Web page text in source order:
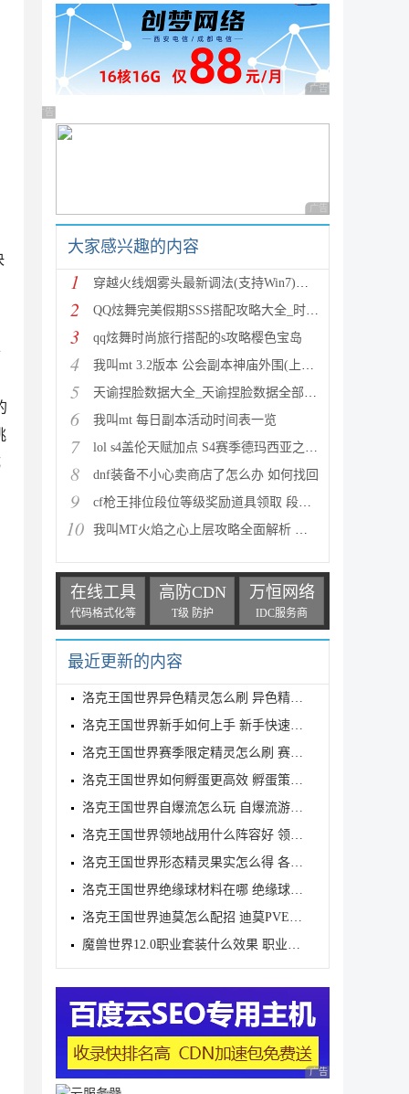
广告 商业广告，理性
广告 商业广告，理性选择
广告 商业广告，理性
大家感兴趣的内容
1 穿越火线烟雾头最新调法(支持Win7)图文攻略
2 QQ炫舞完美假期SSS搭配攻略大全_时尚旅行完美假期1-15
3 qq炫舞时尚旅行搭配的s攻略樱色宝岛
4 我叫mt 3.2版本 公会副本神庙外围(上层)攻略心得
5 天谕捏脸数据大全_天谕捏脸数据全部汇总
6 我叫mt 每日副本活动时间表一览
7 lol s4盖伦天赋加点 S4赛季德玛西亚之力符文与出装推
8 dnf装备不小心卖商店了怎么办 如何找回
9 cf枪王排位段位等级奖励道具领取 段位等级奖励大全
10 我叫MT火焰之心上层攻略全面解析 挑战拉格罗斯
在线工具
代码格式化等
高防CDN
T级 防护
万恒网络
IDC服务商
最近更新的内容
洛克王国世界异色精灵怎么刷 异色精灵高效刷取指南
洛克王国世界新手如何上手 新手快速入门教学
洛克王国世界赛季限定精灵怎么刷 赛季限定奇遇精灵刷
洛克王国世界如何孵蛋更高效 孵蛋策略分享
洛克王国世界自爆流怎么玩 自爆流游玩心得
洛克王国世界领地战用什么阵容好 领地战速通阵容推荐
洛克王国世界形态精灵果实怎么得 各形态精灵果实获取
洛克王国世界绝缘球材料在哪 绝缘球材料收集线路攻略
洛克王国世界迪莫怎么配招 迪莫PVE与PVP配招推荐
魔兽世界12.0职业套装什么效果 职业套装一览
广告 商业广告，理性